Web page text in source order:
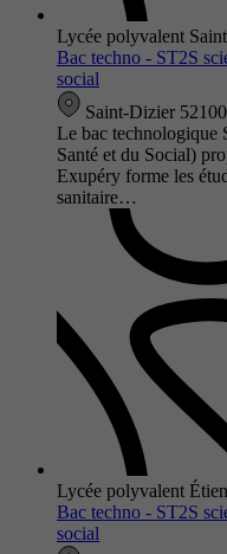
Lycée polyvalent
Bac techno - ST2S
social
Saint-Dizier 52100
Le bac technologique
Santé et du Social)
Exupéry forme les
sanitaire…
Lycée polyvalent
Bac techno - ST2S
social